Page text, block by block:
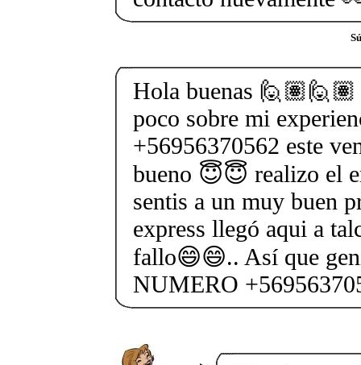
Hola buenas
poco sobre mi
+56956370562 este
bueno 😇😇 realizo el
sentis a un muy buen
express llegó aqui a
fallo😄😄.. Así que
NUMERO